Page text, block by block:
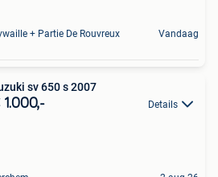
+ Partie De Rouvreux Vandaag
sv 650 s 2007
1.000,- Details